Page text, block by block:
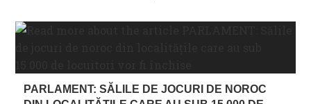
PARLAMENT: SĂLILE DE JOCURI DE NOROC